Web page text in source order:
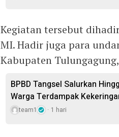
Kegiatan tersebut
MI. Hadir juga para
Kabupaten
BPBD Tangsel Salurkan
Warga Terdampak
team1 1 hari